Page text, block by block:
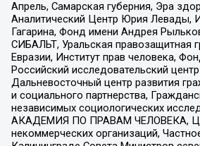
Апрель, Самарская губерния, Эра
Аналитический Центр Юрия Левады,
Гагарина, Фонд имени Андрея
СИБАЛЬТ, Уральская правозащитная
Евразии, Институт прав человека,
Российский исследовательский
Дальневосточный центр развития
и социального партнерства,
независимых социологических
АКАДЕМИЯ ПО ПРАВАМ ЧЕЛОВЕКА,
некоммерческих организаций,